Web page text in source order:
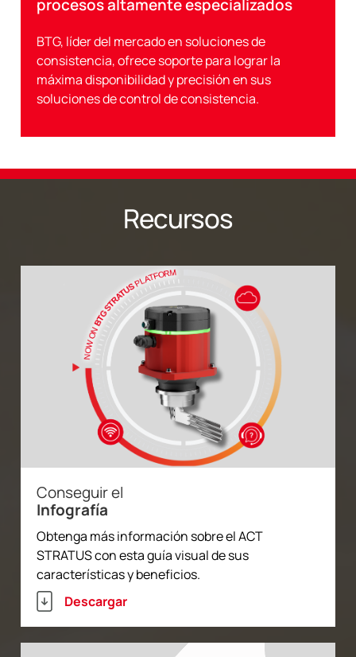
procesos altamente especializados
BTG, líder del mercado en soluciones de
consistencia, ofrece soporte para lograr la
máxima disponibilidad y precisión en sus
soluciones de control de consistencia.
Recursos
Conseguir el
Infografía
Obtenga más información sobre el ACT
STRATUS con esta guía visual de sus
características y beneficios.
Descargar